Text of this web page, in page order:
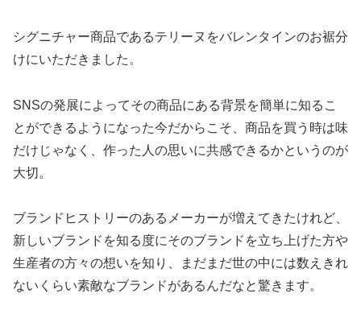
シグニチャー商品であるテリーヌをバレンタインのお裾分
けにいただきました。
SNSの発展によってその商品にある背景を簡単に知るこ
とができるようになった今だからこそ、商品を買う時は味
だけじゃなく、作った人の思いに共感できるかというのが
大切。
ブランドヒストリーのあるメーカーが増えてきたけれど、
新しいブランドを知る度にそのブランドを立ち上げた方や
生産者の方々の想いを知り、まだまだ世の中には数えきれ
ないくらい素敵なブランドがあるんだなと驚きます。